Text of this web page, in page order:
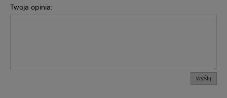
Twoja opinia:
wyślij